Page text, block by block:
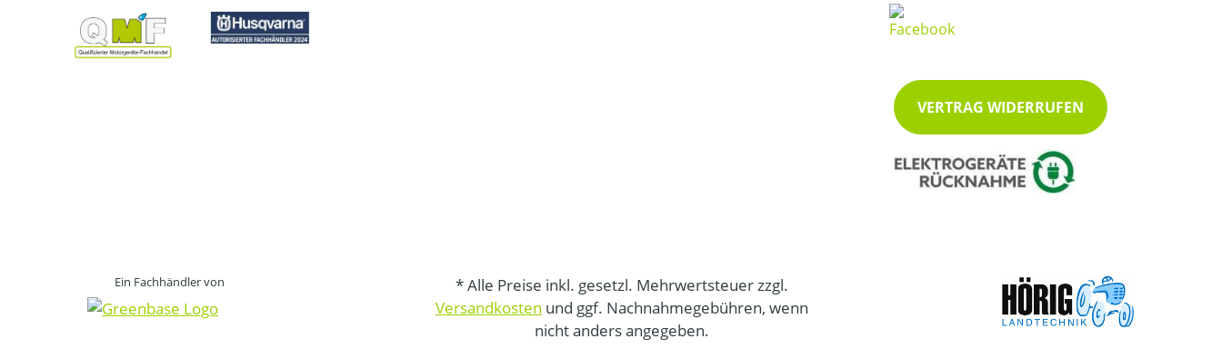
VERTRAG WIDERRUFEN
Ein Fachhändler von
* Alle Preise inkl. gesetzl. Mehrwertsteuer zzgl.
Versandkosten und ggf. Nachnahmegebühren, wenn
nicht anders angegeben.